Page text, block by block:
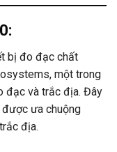
bị đo đạc chất
một trong
đạc và trắc địa. Đây
ưa chuộng
địa.